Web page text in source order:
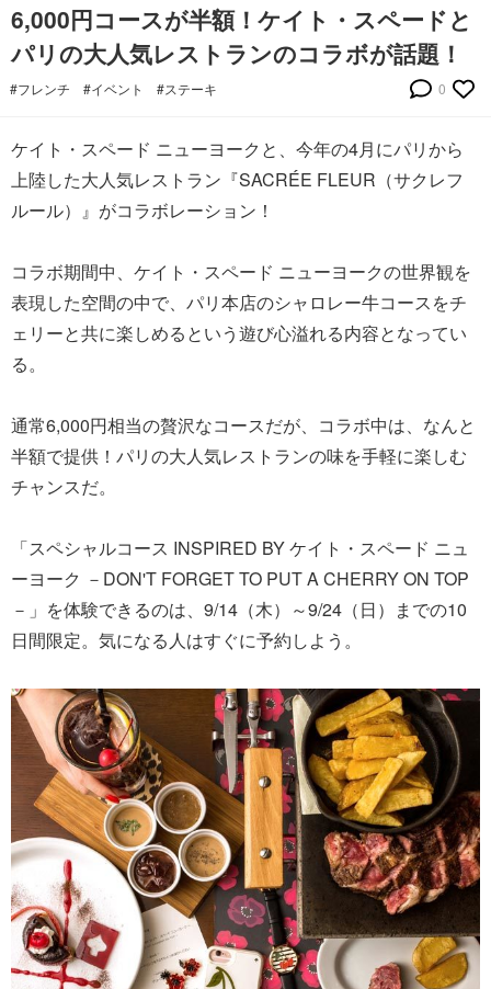
6,000円コースが半額！ケイト・スペードと
パリの大人気レストランのコラボが話題！
#フレンチ #イベント #ステーキ 0
ケイト・スペード ニューヨークと、今年の4月にパリから
上陸した大人気レストラン『SACRÉE FLEUR（サクレフ
ルール）』がコラボレーション！
コラボ期間中、ケイト・スペード ニューヨークの世界観を
表現した空間の中で、パリ本店のシャロレー牛コースをチ
ェリーと共に楽しめるという遊び心溢れる内容となってい
る。
通常6,000円相当の贅沢なコースだが、コラボ中は、なんと
半額で提供！パリの大人気レストランの味を手軽に楽しむ
チャンスだ。
「スペシャルコース INSPIRED BY ケイト・スペード ニュ
ーヨーク －DON'T FORGET TO PUT A CHERRY ON TOP
－」を体験できるのは、9/14（木）～9/24（日）までの10
日間限定。気になる人はすぐに予約しよう。